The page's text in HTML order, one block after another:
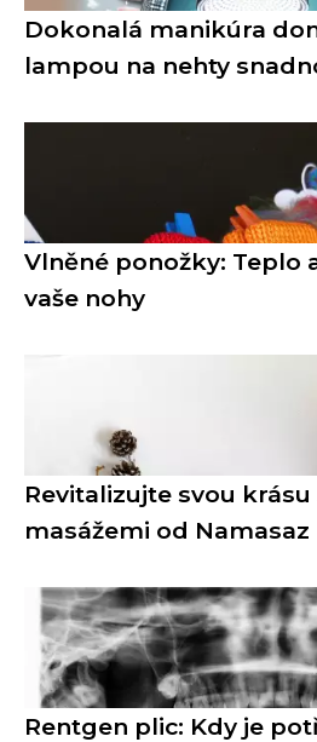
Dokonalá manikúra
lampou na nehty
Vlněné ponožky: Teplo
vaše nohy
Revitalizujte svou
masážemi od Namasaz
Rentgen plic: Kdy je